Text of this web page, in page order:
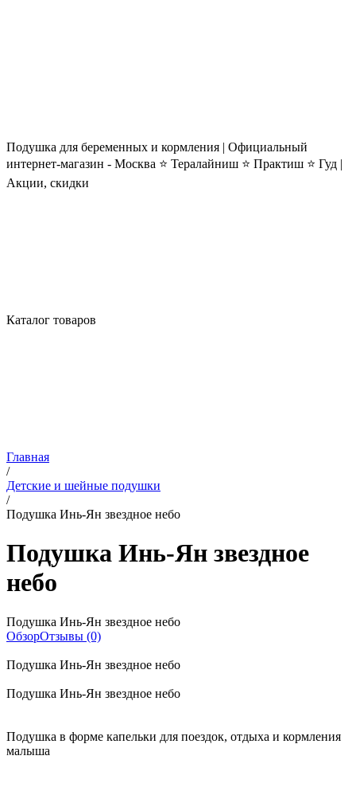
Подушка для беременных и кормления | Официальный
интернет-магазин - Москва ⭐ Тералайниш ⭐ Практиш ⭐ Гуд |
Акции, скидки
Каталог товаров
Главная
/
Детские и шейные подушки
/
Подушка Инь-Ян звездное небо
Подушка Инь-Ян звездное
небо
Подушка Инь-Ян звездное небо
ОбзорОтзывы (0)
Подушка Инь-Ян звездное небо
Подушка Инь-Ян звездное небо
Подушка в форме капельки для поездок, отдыха и кормления
малыша